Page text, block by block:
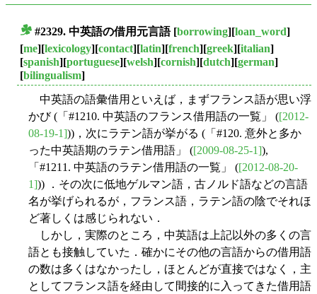
#2329. 中英語の借用元言語[borrowing][loan_word]
[me][lexicology][contact][latin][french][greek][italian]
[spanish][portuguese][welsh][cornish][dutch][german]
[bilingualism]
中英語の語彙借用といえば，まずフランス語が思い浮
かび (「#1210. 中英語のフランス借用語の一覧」 ([2012-
08-19-1]))，次にラテン語が挙がる (「#120. 意外と多か
った中英語期のラテン借用語」 ([2009-08-25-1]),
「#1211. 中英語のラテン借用語の一覧」 ([2012-08-20-
1])) ．その次に低地ゲルマン語，古ノルド語などの言語
名が挙げられるが，フランス語，ラテン語の陰でそれほ
ど著しくは感じられない．
しかし，実際のところ，中英語は上記以外の多くの言
語とも接触していた．確かにその他の言語からの借用語
の数は多くはなかったし，ほとんどが直接ではなく，主
としてフランス語を経由して間接的に入ってきた借用語